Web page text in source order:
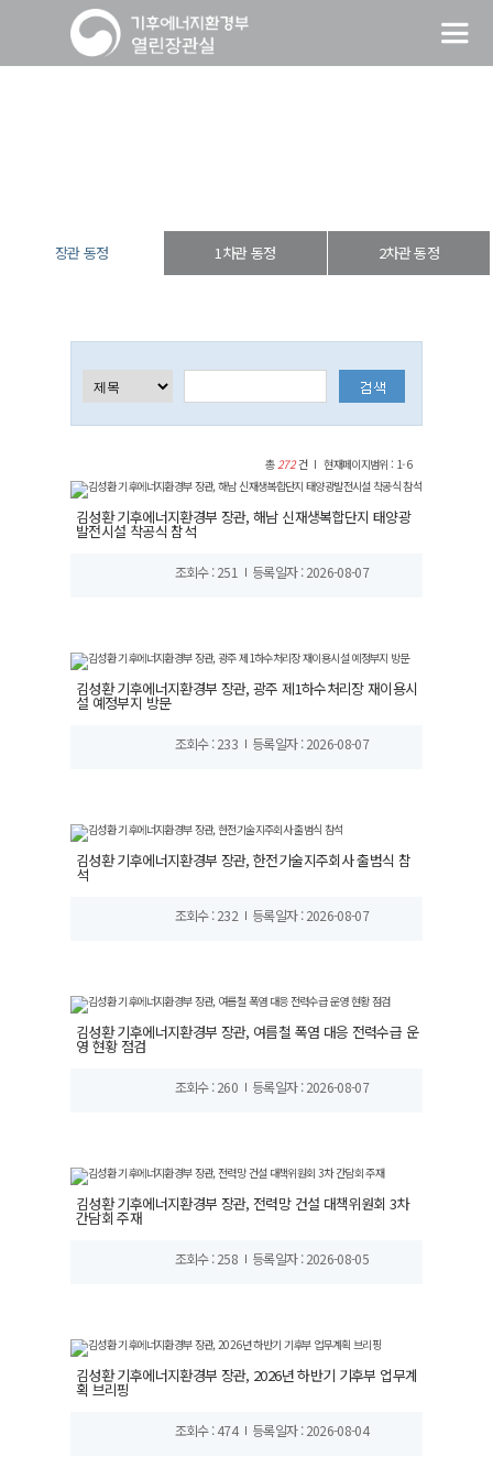
장관 동정 1차관 동정 2차관 동정
총272건 현재페이지범위 : 1-6
김성환 기후에너지환경부 장관, 해남 신재생복합단지 태양광
발전시설 착공식 참석
조회수 : 251 등록일자 : 2026-08-07
김성환 기후에너지환경부 장관, 광주 제1하수처리장 재이용시
설 예정부지 방문
조회수 : 233 등록일자 : 2026-08-07
김성환 기후에너지환경부 장관, 한전기술지주회사 출범식 참
석
조회수 : 232 등록일자 : 2026-08-07
김성환 기후에너지환경부 장관, 여름철 폭염 대응 전력수급 운
영 현황 점검
조회수 : 260 등록일자 : 2026-08-07
김성환 기후에너지환경부 장관, 전력망 건설 대책위원회 3차
간담회 주재
조회수 : 258 등록일자 : 2026-08-05
김성환 기후에너지환경부 장관, 2026년 하반기 기후부 업무계
획 브리핑
조회수 : 474 등록일자 : 2026-08-04